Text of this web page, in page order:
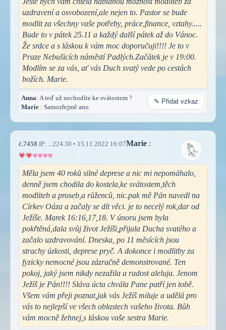
uzdravení a osvobození,ale nejen to. Pastor se bude
modlit za všechny vaše potřeby, práce,finance, vztahy.....
Bude to v pátek 25.11 a každý další pátek až do Vánoc.
Že srdce a s láskou k vám moc doporučuji!!!! Je to v
Praze Nebušicích náměstí Padlých.Začátek je v 19:00.
Modlím se za vás, ať vás Duch svatý vede po cestách
božích. Marie.
Anna: A teď už nechodíte ke svátostem ?
Marie : Samozřejmě ano
✎ Přidat vzkaz
č.7458 IP: ...224.30 • 15.11.2022 16:07Marie :
Měla jsem 40 roků silné deprese a nic mi nepomáhalo,
denně jsem chodila do kostela,ke svátostem,těch
modliteb a proseb,a růženců, nic.pak mě Pán navedl na
Církev Oáza a začaly se dít věci. je to necelý rok,dar od
Ježíše. Marek 16:16,17,18. V únoru jsem byla
pokřtěná,dala svůj život Ježíši,přijala Ducha svatého a
začalo uzdravování. Dneska, po 11 měsících jsou
strachy úzkosti, deprese pryč. A dokonce i modlitby za
fyzicky nemocné jsou zázračně demonstrované. Ten
pokoj, jaký jsem nikdy nezažila a radost aleluja. Jenom
Ježíš je Pán!!!! Sláva úcta chvála Pane patří jen tobě.
Všem vám přeji poznat,jak vás Ježíš miluje a udělá pro
vás to nejlepší ve všech oblastech vašeho života. Bůh
vám mocně žehnej,s láskou vaše sestra Marie.